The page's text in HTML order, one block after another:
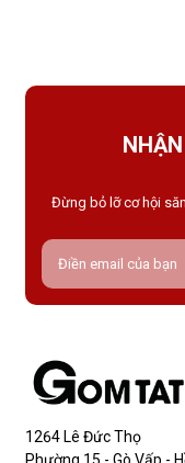
Đừng bỏ lỡ cơ hội
1264 Lê Đức Thọ
Phường 15 - Gò Vấp -